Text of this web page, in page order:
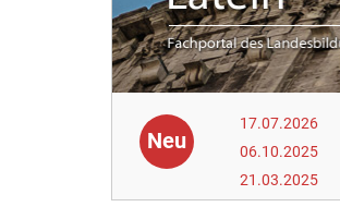
:
Neu
17.07.2026
06.10.2025
21.03.2025